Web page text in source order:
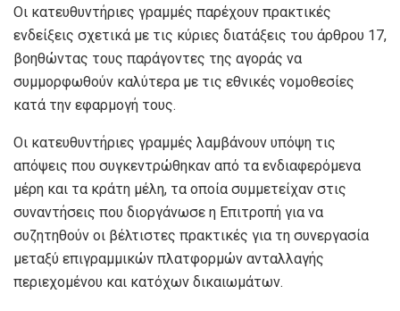
Οι κατευθυντήριες γραμμές παρέχουν πρακτικές
ενδείξεις σχετικά με τις κύριες διατάξεις του άρθρου 17,
βοηθώντας τους παράγοντες της αγοράς να
συμμορφωθούν καλύτερα με τις εθνικές νομοθεσίες
κατά την εφαρμογή τους.
Οι κατευθυντήριες γραμμές λαμβάνουν υπόψη τις
απόψεις που συγκεντρώθηκαν από τα ενδιαφερόμενα
μέρη και τα κράτη μέλη, τα οποία συμμετείχαν στις
συναντήσεις που διοργάνωσε η Επιτροπή για να
συζητηθούν οι βέλτιστες πρακτικές για τη συνεργασία
μεταξύ επιγραμμικών πλατφορμών ανταλλαγής
περιεχομένου και κατόχων δικαιωμάτων.